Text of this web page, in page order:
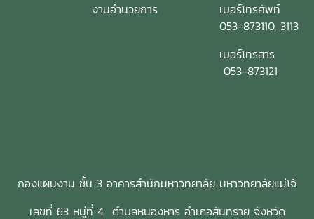
งานอำนวยการ
เบอร์โทรศัพท์
053-873110, 3113
เบอร์โทรสาร
053-873121
กองแผนงาน ชั้น 3 อาคารสำนักมหาวิทยาลัย มหาวิทยาลัยแม่โจ้
เลขที่ 63 หมู่ที่ 4 ตำบลหนองหาร อำเภอสันทราย จังหวัด